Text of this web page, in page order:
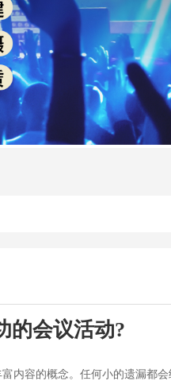
的会议活动?
内容的概念。任何小的遗漏都